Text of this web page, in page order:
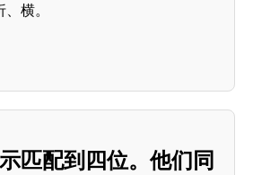
横。
匹配到四位。他们同